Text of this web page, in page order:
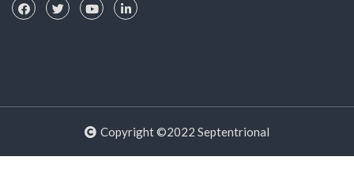
Copyright ©2022 Septentrional